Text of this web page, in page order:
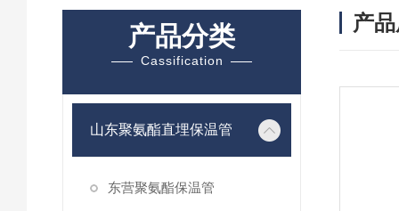
产品分类
Cassification
山东聚氨酯直埋保温管
东营聚氨酯保温管
产